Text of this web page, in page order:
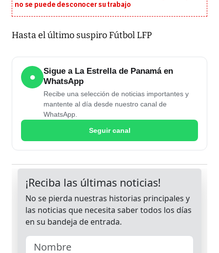
no se puede desconocer su trabajo
Hasta el último suspiro Fútbol LFP
●
Sigue a La Estrella de Panamá en
WhatsApp
Recibe una selección de noticias importantes y
mantente al día desde nuestro canal de
WhatsApp.
Seguir canal